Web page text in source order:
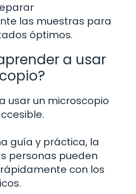
las muestras para
óptimos.
a usar
usar un microscopio
guía y práctica, la
personas pueden
con los